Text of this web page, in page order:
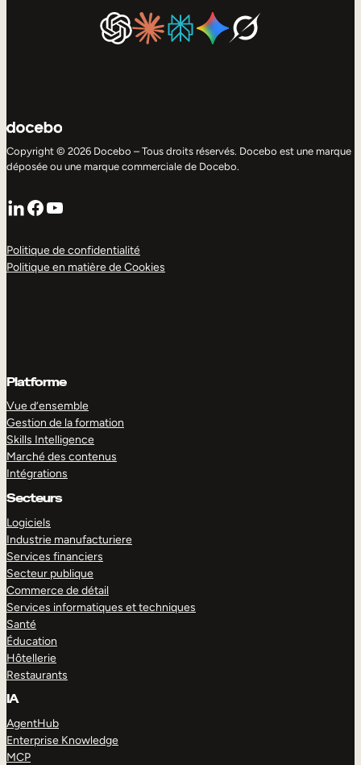
Copyright © 2026 Docebo – Tous droits réservés. Docebo est une marque
déposée ou une marque commerciale de Docebo.
LinkedIn
Facebook
YouTube
Politique de confidentialité
Politique en matière de Cookies
Platforme
Vue d’ensemble
Gestion de la formation
Skills Intelligence
Marché des contenus
Intégrations
Secteurs
Logiciels
Industrie manufacturiere
Services financiers
Secteur publique
Commerce de détail
Services informatiques et techniques
Santé
Éducation
Hôtellerie
Restaurants
IA
AgentHub
Enterprise Knowledge
MCP